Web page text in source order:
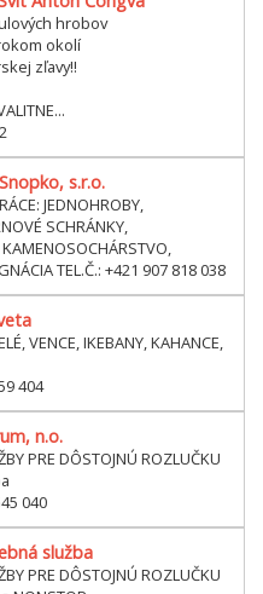
hrobov
okolí
zľavy!!
s.r.o.
JEDNOHROBY,
SCHRÁNKY,
TEL.Č.: +421 907 818 038
VENCE, IKEBANY, KAHANCE,
404
n.o.
PRE DÔSTOJNÚ ROZLUČKU
040
služba
PRE DÔSTOJNÚ ROZLUČKU